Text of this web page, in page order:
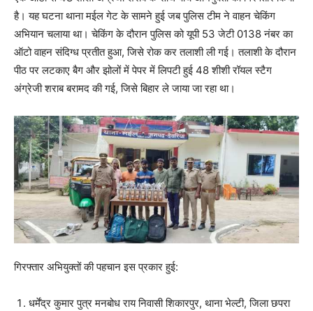
है। यह घटना थाना मईल गेट के सामने हुई जब पुलिस टीम ने वाहन चेकिंग
अभियान चलाया था। चेकिंग के दौरान पुलिस को यूपी 53 जेटी 0138 नंबर का
ऑटो वाहन संदिग्ध प्रतीत हुआ, जिसे रोक कर तलाशी ली गई। तलाशी के दौरान
पीठ पर लटकाए बैग और झोलों में पेपर में लिपटी हुई 48 शीशी रॉयल स्टैग
अंग्रेजी शराब बरामद की गई, जिसे बिहार ले जाया जा रहा था।
गिरफ्तार अभियुक्तों की पहचान इस प्रकार हुई:
धर्मेंद्र कुमार पुत्र मनबोध राय निवासी शिकारपुर, थाना भेल्टी, जिला छपरा